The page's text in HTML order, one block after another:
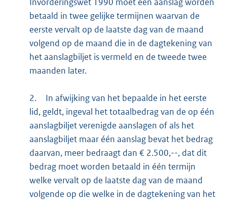
betaald in twee gelijke termijnen waarvan de
eerste vervalt op de laatste dag van de maand
volgend op de maand die in de dagtekening van
het aanslagbiljet is vermeld en de tweede twee
maanden later.
2.
In afwijking van het bepaalde in het eerste
lid, geldt, ingeval het totaalbedrag van de op één
aanslagbiljet verenigde aanslagen of als het
aanslagbiljet maar één aanslag bevat het bedrag
daarvan, meer bedraagt dan € 2.500,--, dat dit
bedrag moet worden betaald in één termijn
welke vervalt op de laatste dag van de maand
volgende op die welke in de dagtekening van het